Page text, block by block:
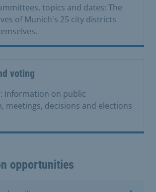
topics and dates: The
of Munich's 25 city districts
voting
Information on public
meetings, decisions and elections
opportunities